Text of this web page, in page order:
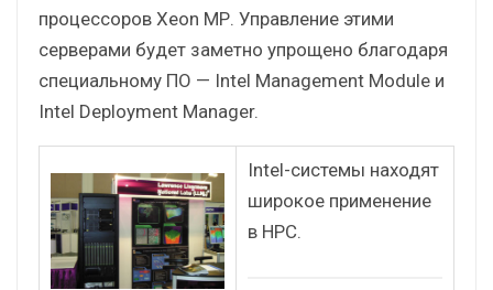
процессоров Xeon МР. Управление этими
серверами будет заметно упрощено благодаря
специальному ПО — Intel Management Module и
Intel Deployment Manager.
Intel-системы находят
широкое применение
в HPC.